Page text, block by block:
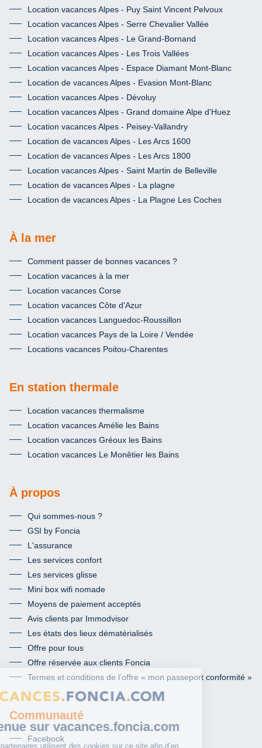
Location vacances Alpes - Puy Saint Vincent Pelvoux
Location vacances Alpes - Serre Chevalier Vallée
Location vacances Alpes - Le Grand-Bornand
Location vacances Alpes - Les Trois Vallées
Location vacances Alpes - Espace Diamant Mont-Blanc
Location de vacances Alpes - Evasion Mont-Blanc
Location vacances Alpes - Dévoluy
Location vacances Alpes - Grand domaine Alpe d'Huez
Location vacances Alpes - Peisey-Vallandry
Location de vacances Alpes - Les Arcs 1600
Location de vacances Alpes - Les Arcs 1800
Location vacances Alpes - Saint Martin de Belleville
Location de vacances Alpes - La plagne
Location de vacances Alpes - La Plagne Les Coches
À la mer
Comment passer de bonnes vacances ?
Location vacances à la mer
Location vacances Corse
Location vacances Côte d'Azur
Location vacances Languedoc-Roussillon
Location vacances Pays de la Loire / Vendée
Locations vacances Poitou-Charentes
En station thermale
Location vacances thermalisme
Location vacances Amélie les Bains
Location vacances Gréoux les Bains
Location vacances Le Monêtier les Bains
À propos
Qui sommes-nous ?
GSI by Foncia
L'assurance
Les services confort
Les services glisse
Mini box wifi nomade
Moyens de paiement acceptés
Avis clients par Immodvisor
Les états des lieux dématérialisés
Offre pour tous
Offre réservée aux clients Foncia
Termes et conditions de l’offre « mon passeport conformité »
Communauté
Facebook